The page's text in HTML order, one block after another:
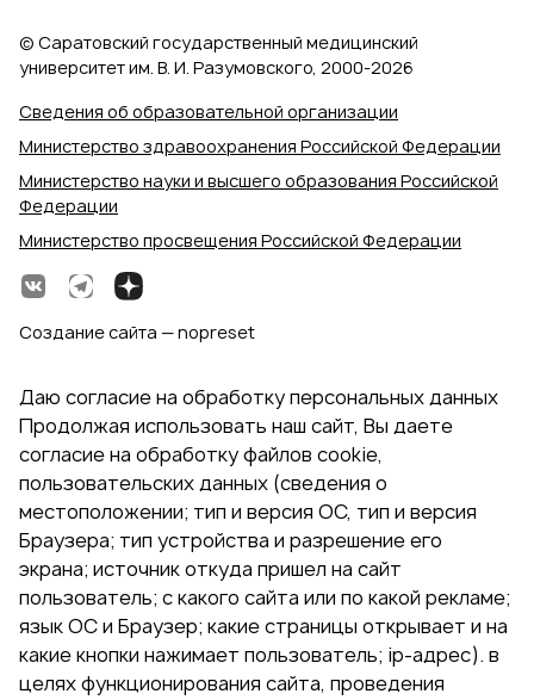
Сведения об образовательной организации
Министерство здравоохранения Российской Федерации
Министерство науки и высшего образования Российской
Федерации
Министерство просвещения Российской Федерации
© Саратовский государственный медицинский
университет им. В. И. Разумовского, 2000‑2026
Создание сайта — nopreset
Даю согласие на обработку персональных данных
Продолжая использовать наш сайт, Вы даете
согласие на обработку файлов cookie,
пользовательских данных (сведения о
местоположении; тип и версия ОС, тип и версия
Браузера; тип устройства и разрешение его
экрана; источник откуда пришел на сайт
пользователь; с какого сайта или по какой рекламе;
язык ОС и Браузер; какие страницы открывает и на
какие кнопки нажимает пользователь; ip-адрес). в
целях функционирования сайта, проведения